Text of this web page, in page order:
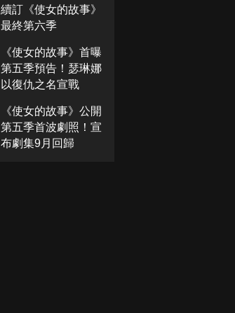
續訂《使女的故事》
最終第六季
《使女的故事》首曝
第五季預告！瑟琳娜
以復仇之名宣戰
《使女的故事》公開
第五季首波劇照！宣
布劇集9月回歸